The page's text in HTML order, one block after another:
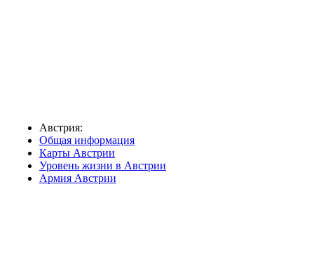
Австрия:
Общая информация
Карты Австрии
Уровень жизни в Австрии
Армия Австрии